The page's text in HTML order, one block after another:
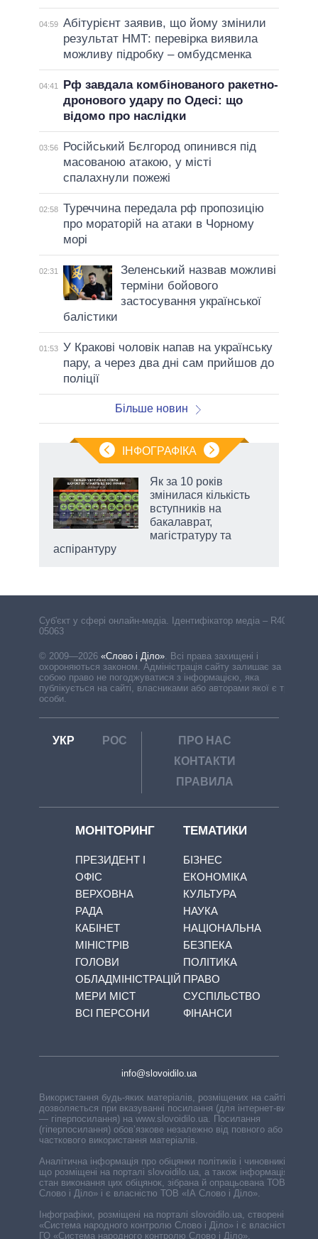
04:59 Абітурієнт заявив, що йому змінили
результат НМТ: перевірка виявила
можливу підробку – омбудсменка
04:41
Рф завдала комбінованого ракетно-
дронового удару по Одесі: що
відомо про наслідки
03:56
Російський Бєлгород опинився під
масованою атакою, у місті
спалахнули пожежі
02:58 Туреччина передала рф пропозицію
про мораторій на атаки в Чорному
морі
02:31
Зеленський назвав можливі
терміни бойового
застосування української
балістики
01:53 У Кракові чоловік напав на українську
пару, а через два дні сам прийшов до
поліції
Більше новин
ІНФОГРАФІКА
Як за 10 років
змінилася кількість
вступників на
бакалаврат,
магістратуру та
аспірантуру
Cуб'єкт у сфері онлайн-медіа. Ідентифікатор медіа – R40-
05063
© 2009—2026 «Слово і Діло» Всі права захищені і
охороняються законом. Адміністрація сайту залишає за
собою право не погоджуватися з інформацією, яка
публікується на сайті, власниками або авторами якої є треті
особи.
УКР РОС
ПРО НАС
КОНТАКТИ
ПРАВИЛА
МОНІТОРИНГ
ПРЕЗИДЕНТ І
ОФІС
ВЕРХОВНА
РАДА
КАБІНЕТ
МІНІСТРІВ
ГОЛОВИ
ОБЛАДМІНІСТРАЦІЙ
МЕРИ МІСТ
ВСІ ПЕРСОНИ
ТЕМАТИКИ
БІЗНЕС
ЕКОНОМІКА
КУЛЬТУРА
НАУКА
НАЦІОНАЛЬНА
БЕЗПЕКА
ПОЛІТИКА
ПРАВО
СУСПІЛЬСТВО
ФІНАНСИ
info@slovoidilo.ua
Використання будь-яких матеріалів, розміщених на сайті,
дозволяється при вказуванні посилання (для інтернет-видань
— гіперпосилання) на www.slovoidilo.ua. Посилання
(гіперпосилання) обов’язкове незалежно від повного або
часткового використання матеріалів.
Аналітична інформація про обіцянки політиків і чиновників,
що розміщені на порталі slovoidilo.ua, а також інформація про
стан виконання цих обіцянок, зібрана й опрацьована ТОВ «ІА
Слово і Діло» і є власністю ТОВ «ІА Слово і Діло».
Інфографіки, розміщені на порталі slovoidilo.ua, створені ГО
«Система народного контролю Слово і Діло» і є власністю
ГО «Система народного контролю Слово і Діло».